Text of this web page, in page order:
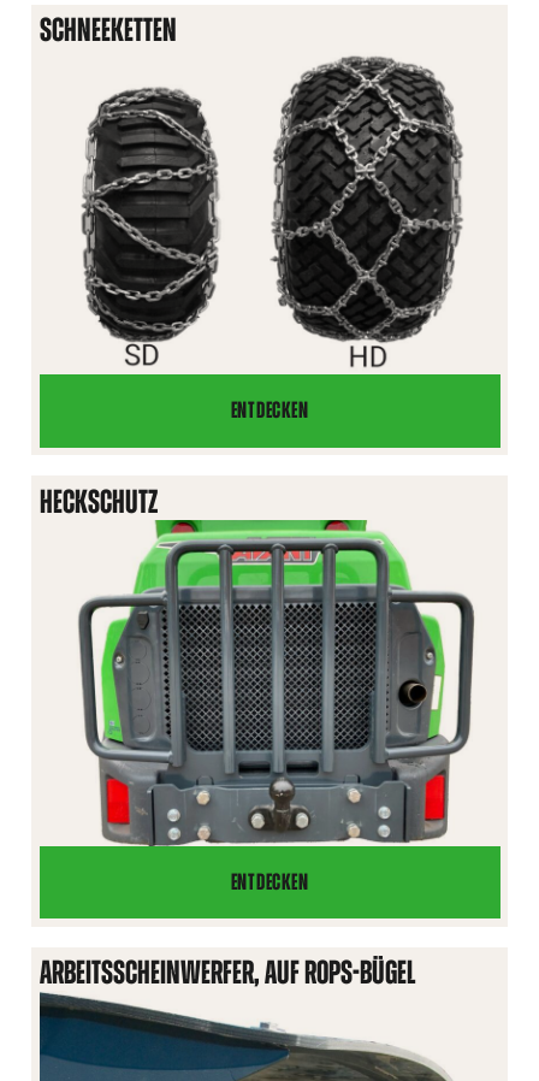
SCHNEEKETTEN
ENTDECKEN
SCHNEEKETTEN
HECKSCHUTZ
ENTDECKEN
HECKSCHUTZ
ARBEITSSCHEINWERFER, AUF ROPS-BÜGEL